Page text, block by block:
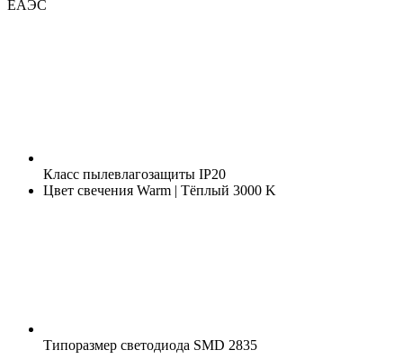
ЕАЭС
Класс пылевлагозащиты IP20
Цвет свечения Warm | Тёплый 3000 K
Типоразмер светодиода SMD 2835